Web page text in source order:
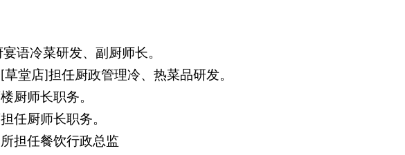
语冷菜研发、副厨师长。
草堂店 担任厨政管理冷、热菜品研发。
厨师长职务。
任厨师长职务。
担任餐饮行政总监